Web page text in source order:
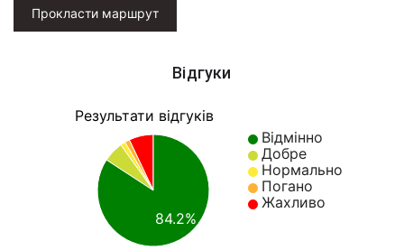
Прокласти маршрут
Відгуки
Результати відгуків
Відмінно
Добре
Нормально
Погано
Жахливо
84.2%